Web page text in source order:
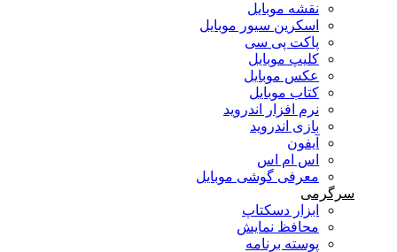
نقشه موبایل
اسکرین سیور موبایل
پاکت پی سی
کلیپ موبایل
عکس موبایل
کتاب موبایل
نرم افزار اندروید
بازی اندروید
آیفون
اس ام اس
معرفی گوشی موبایل
سرگرمی
ابزار دسکتاپ
محافظ نمایش
پوسته برنامه